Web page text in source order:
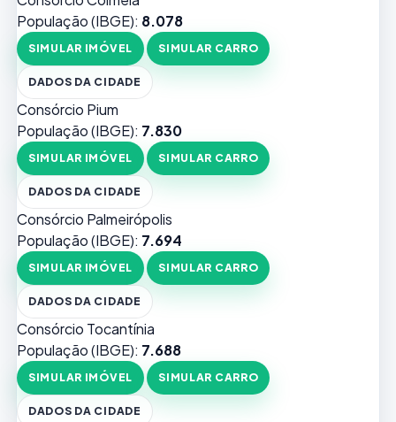
População (IBGE): 8.078
SIMULAR IMÓVEL SIMULAR CARRO
DADOS DA CIDADE
Consórcio Pium
População (IBGE): 7.830
SIMULAR IMÓVEL SIMULAR CARRO
DADOS DA CIDADE
Consórcio Palmeirópolis
População (IBGE): 7.694
SIMULAR IMÓVEL SIMULAR CARRO
DADOS DA CIDADE
Consórcio Tocantínia
População (IBGE): 7.688
SIMULAR IMÓVEL SIMULAR CARRO
DADOS DA CIDADE